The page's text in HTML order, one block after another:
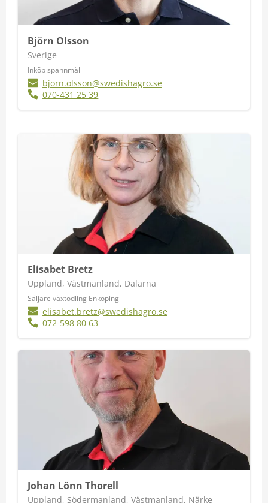
Björn Olsson
Sverige
Inköp spannmål
bjorn.olsson@swedishagro.se
070-431 25 39
Elisabet Bretz
Uppland, Västmanland, Dalarna
Säljare växtodling Enköping
elisabet.bretz@swedishagro.se
072-598 80 63
Johan Lönn Thorell
Uppland, Södermanland, Västmanland, Närke